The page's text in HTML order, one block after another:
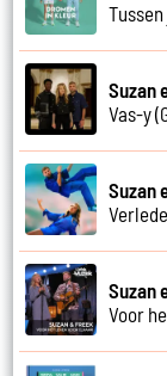
Suzan
Vas-y
Suzan
Suzan
Voor